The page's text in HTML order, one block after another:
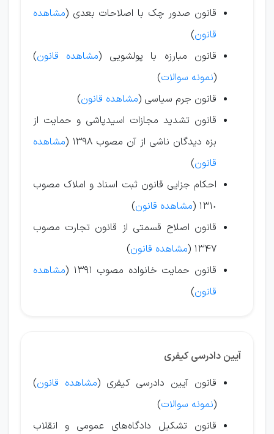
قانون صدور چک با اصلاحات بعدی (مشاهده
قانون)
قانون مبارزه با پولشویی (مشاهده قانون)
(نمونه سوالات)
قانون جرم سیاسی (مشاهده قانون)
قانون تشدید مجازات اسیدپاشی و حمایت از
بزه دیدگان ناشی از آن مصوب ۱۳۹۸ (
مشاهده
قانون)
احکام جزایی قانون ثبت اسناد و املاک مصوب
١٣١٠ ( مشاهده قانون)
قانون اصلاح قسمتی از قانون تجارت مصوب
١٣۴٧ ( مشاهده قانون)
قانون حمایت خانواده مصوب ١٣٩۱ (
مشاهده
قانون)
آیین دادرسی کیفری
قانون آیین دادرسی کیفری (مشاهده قانون)
(نمونه سوالات)
قانون تشکیل دادگاه‌های عمومی و انقلاب